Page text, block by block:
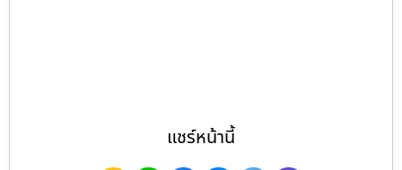
แชร์หน้านี้